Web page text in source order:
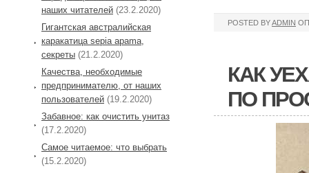
POSTED BYADMIN
КАК
ПО
наших читателей (23.2.2020)
Гигантская австралийская
каракатица sepia apama,
секреты (21.2.2020)
Качества, необходимые
предпринимателю, от наших
пользователей (19.2.2020)
Забавное: как очистить унитаз
(17.2.2020)
Самое читаемое: что выбрать
(15.2.2020)